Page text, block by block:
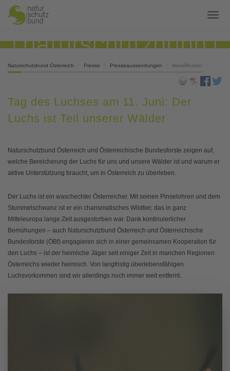
Naturschutzbund Österreich Presse Presseaussendungen NewsReader
Tag des Luchses am 11. Juni: Der
Luchs ist Teil unserer Wälder
Naturschutzbund Österreich und Österreichische Bundesforste zeigen auf,
welche Bereicherung der Luchs für uns und unsere Wälder ist und warum er
aktive Unterstützung braucht, um in Österreich zu überleben.
Der Luchs ist ein waschechter Österreicher. Mit seinen Pinselohren und dem
Stummelschwanz ist er ein charismatisches Wildtier, das in ganz
Mitteleuropa lange Zeit ausgestorben war. Dank kontinuierlicher
Bemühungen – auch Naturschutzbund Österreich und Österreichische
Bundesforste (ÖBf) engagieren sich in einer gemeinsamen Kooperation für
den Luchs – ist der heimliche Jäger seit einiger Zeit in manchen Regionen
Österreichs wieder heimisch. Von langfristig überlebensfähigen
Luchsvorkommen sind wir allerdings noch immer weit entfernt.